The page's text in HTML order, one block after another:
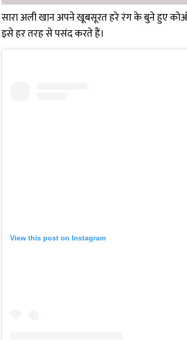
सारा अली खान अपने खूबसूरत हरे रंग के बुने हुए
इसे हर तरह से पसंद करते हैं।
View this post on Instagram